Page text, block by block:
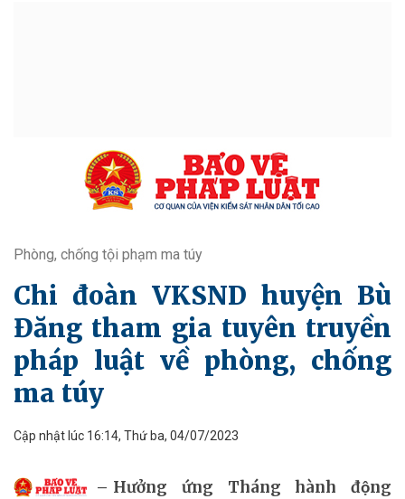
Phòng, chống tội phạm ma túy
Chi đoàn VKSND huyện Bù
Đăng tham gia tuyên truyền
pháp luật về phòng, chống
ma túy
Cập nhật lúc 16:14, Thứ ba, 04/07/2023
Hưởng ứng Tháng hành động